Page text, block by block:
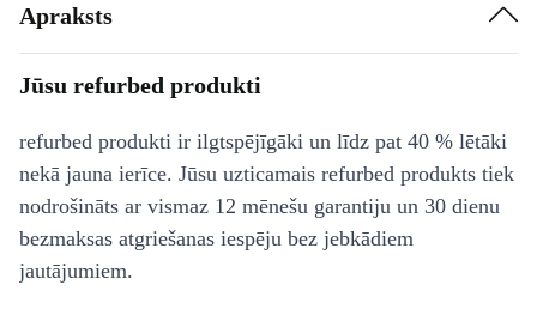
Apraksts
Jūsu refurbed produkti
refurbed produkti ir ilgtspējīgāki un līdz pat 40 % lētāki
nekā jauna ierīce. Jūsu uzticamais refurbed produkts tiek
nodrošināts ar vismaz 12 mēnešu garantiju un 30 dienu
bezmaksas atgriešanas iespēju bez jebkādiem
jautājumiem.